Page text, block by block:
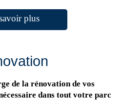
plus
de la rénovation de vos
dans tout votre parc